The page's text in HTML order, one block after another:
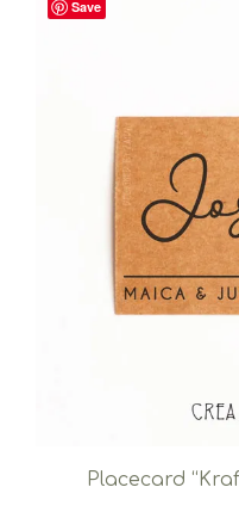
Save
Placecard